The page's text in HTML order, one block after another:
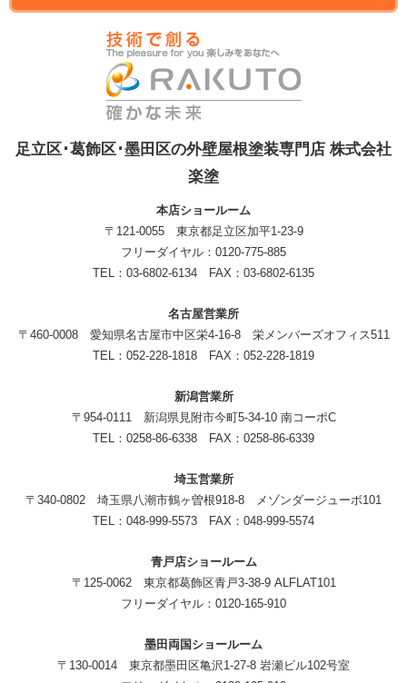
足立区･葛飾区･墨田区の外壁屋根塗装専門店 株式会社
楽塗
本店ショールーム
〒121-0055 東京都足立区加平1-23-9
フリーダイヤル：0120-775-885
TEL：03-6802-6134 FAX：03-6802-6135
名古屋営業所
〒460-0008 愛知県名古屋市中区栄4-16-8 栄メンバーズオフィス511
TEL：052-228-1818 FAX：052-228-1819
新潟営業所
〒954-0111 新潟県見附市今町5-34-10 南コーポC
TEL：0258-86-6338 FAX：0258-86-6339
埼玉営業所
〒340-0802 埼玉県八潮市鶴ヶ曽根918-8 メゾンダージューボ101
TEL：048-999-5573 FAX：048-999-5574
青戸店ショールーム
〒125-0062 東京都葛飾区青戸3-38-9 ALFLAT101
フリーダイヤル：0120-165-910
墨田両国ショールーム
〒130-0014 東京都墨田区亀沢1-27-8 岩瀬ビル102号室